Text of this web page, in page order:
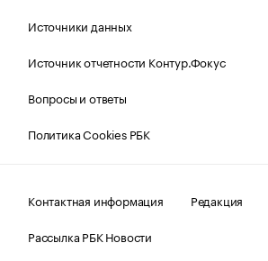
Источники данных
Источник отчетности Контур.Фокус
Вопросы и ответы
Политика Cookies РБК
Контактная информация
Редакция
Рассылка РБК Новости